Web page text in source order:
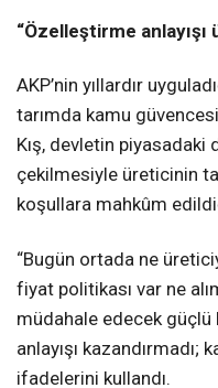
“Özelleştirme anlayışı
AKP’nin yıllardır
tarımda kamu
Kış, devletin piyasadaki
çekilmesiyle üreticinin
koşullara mahkûm
“Bugün ortada ne
fiyat politikası var ne
müdahale edecek
anlayışı kazandırmadı;
ifadelerini kullandı.